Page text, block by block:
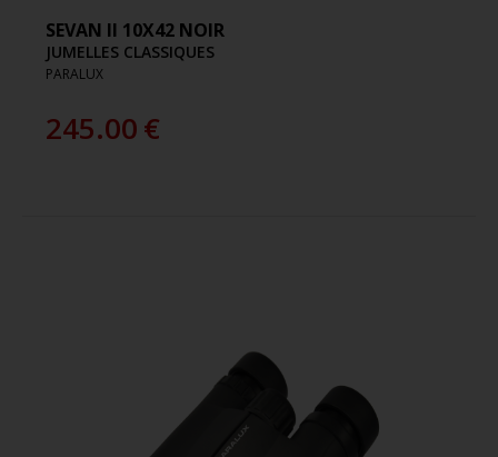
SEVAN II 10X42 NOIR
JUMELLES CLASSIQUES
PARALUX
245.00€